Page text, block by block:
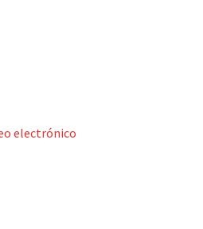
electrónico